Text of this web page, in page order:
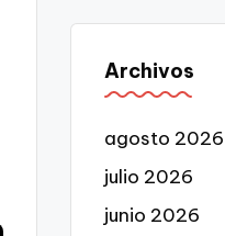
Archivos
agosto 2026
julio 2026
junio 2026